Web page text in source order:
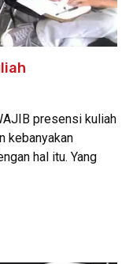
presensi kuliah
kebanyakan
hal itu. Yang